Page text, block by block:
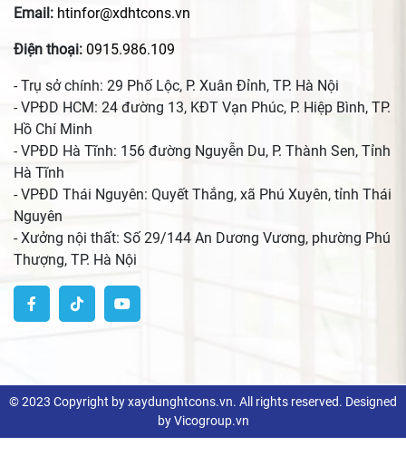
Email: htinfor@xdhtcons.vn
Điện thoại: 0915.986.109
- Trụ sở chính: 29 Phố Lộc, P. Xuân Đỉnh, TP. Hà Nội
- VPĐD HCM: 24 đường 13, KĐT Vạn Phúc, P. Hiệp Bình, TP.
Hồ Chí Minh
- VPĐD Hà Tĩnh: 156 đường Nguyễn Du, P. Thành Sen, Tỉnh
Hà Tĩnh
- VPĐD Thái Nguyên: Quyết Thắng, xã Phú Xuyên, tỉnh Thái
Nguyên
- Xưởng nội thất: Số 29/144 An Dương Vương, phường Phú
Thượng, TP. Hà Nội
© 2023 Copyright by xaydunghtcons.vn. All rights reserved. Designed
by Vicogroup.vn